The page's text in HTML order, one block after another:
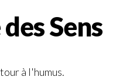
Sens
à l'humus.